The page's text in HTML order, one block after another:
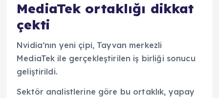
MediaTek ortaklığı dikkat
çekti
Nvidia’nın yeni çipi, Tayvan merkezli
MediaTek ile gerçekleştirilen iş birliği sonucu
geliştirildi.
Sektör analistlerine göre bu ortaklık, yapay